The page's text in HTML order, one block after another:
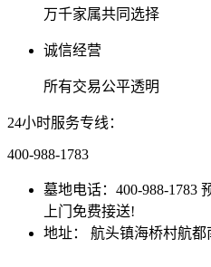
万千家属共同选择
诚信经营
所有交易公平透明
24小时服务专线：
400-988-1783
墓地电话：400-988-1783
上门免费接送!
地址： 航头镇海桥村航都